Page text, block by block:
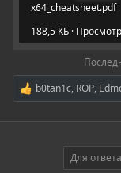
x64_cheatsheet.pdf
188,5 КБ ·
Р
е
а
b0tan1c, ROP,
Для